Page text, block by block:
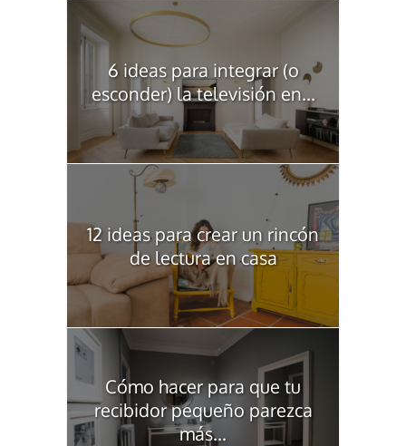
6 ideas para integrar (o
esconder) la televisión en...
12 ideas para crear un rincón
de lectura en casa
Cómo hacer para que tu
recibidor pequeño parezca
más...